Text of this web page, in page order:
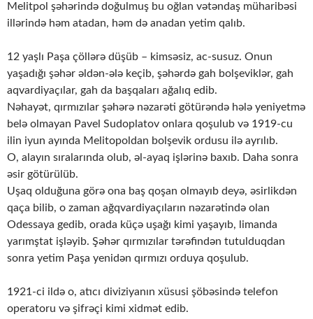
Melitpol şəhərində doğulmuş bu oğlan vətəndaş müharibəsi
illərində həm atadan, həm də anadan yetim qalıb.
12 yaşlı Paşa çöllərə düşüb – kimsəsiz, ac-susuz. Onun
yaşadığı şəhər əldən-ələ keçib, şəhərdə gah bolşeviklər, gah
aqvardiyaçılar, gah da başqaları ağalıq edib.
Nəhayət, qırmızılar şəhərə nəzarəti götürəndə hələ yeniyetmə
belə olmayan Pavel Sudoplatov onlara qoşulub və 1919-cu
ilin iyun ayında Melitopoldan bolşevik ordusu ilə ayrılıb.
O, alayın sıralarında olub, əl-ayaq işlərinə baxıb. Daha sonra
əsir götürülüb.
Uşaq olduğuna görə ona baş qoşan olmayıb deyə, əsirlikdən
qaça bilib, o zaman ağqvardiyaçıların nəzarətində olan
Odessaya gedib, orada küçə uşağı kimi yaşayıb, limanda
yarımştat işləyib. Şəhər qırmızılar tərəfindən tutulduqdan
sonra yetim Paşa yenidən qırmızı orduya qoşulub.
1921-ci ildə o, atıcı diviziyanın xüsusi şöbəsində telefon
operatoru və şifrəçi kimi xidmət edib.